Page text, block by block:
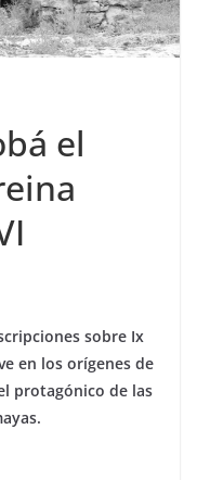
el
sobre Ix
en los orígenes de
protagónico de las